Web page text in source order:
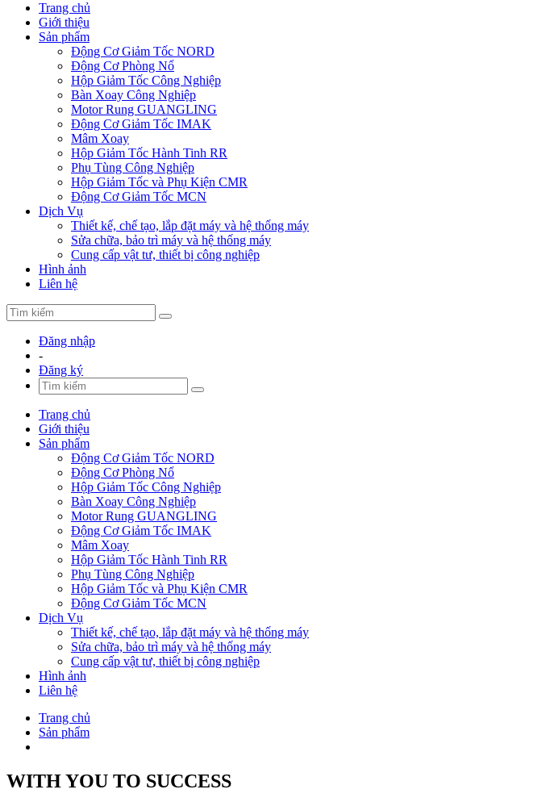
Trang chủ
Giới thiệu
Sản phẩm
Động Cơ Giảm Tốc NORD
Động Cơ Phòng Nổ
Hộp Giảm Tốc Công Nghiệp
Bàn Xoay Công Nghiệp
Motor Rung GUANGLING
Động Cơ Giảm Tốc IMAK
Mâm Xoay
Hộp Giảm Tốc Hành Tinh RR
Phụ Tùng Công Nghiệp
Hộp Giảm Tốc và Phụ Kiện CMR
Động Cơ Giảm Tốc MCN
Dịch Vụ
Thiết kế, chế tạo, lắp đặt máy và hệ thống máy
Sửa chữa, bảo trì máy và hệ thống máy
Cung cấp vật tư, thiết bị công nghiệp
Hình ảnh
Liên hệ
Đăng nhập
-
Đăng ký
Trang chủ
Giới thiệu
Sản phẩm
Động Cơ Giảm Tốc NORD
Động Cơ Phòng Nổ
Hộp Giảm Tốc Công Nghiệp
Bàn Xoay Công Nghiệp
Motor Rung GUANGLING
Động Cơ Giảm Tốc IMAK
Mâm Xoay
Hộp Giảm Tốc Hành Tinh RR
Phụ Tùng Công Nghiệp
Hộp Giảm Tốc và Phụ Kiện CMR
Động Cơ Giảm Tốc MCN
Dịch Vụ
Thiết kế, chế tạo, lắp đặt máy và hệ thống máy
Sửa chữa, bảo trì máy và hệ thống máy
Cung cấp vật tư, thiết bị công nghiệp
Hình ảnh
Liên hệ
Trang chủ
Sản phẩm
WITH YOU TO SUCCESS